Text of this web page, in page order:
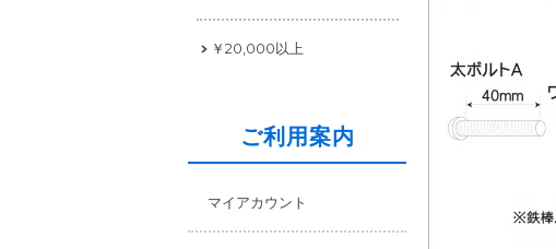
￥20,000以上
ご利用案内
マイアカウント